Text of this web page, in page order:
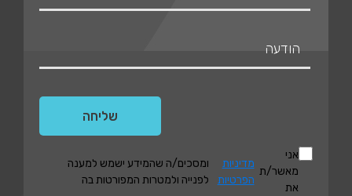
אני
מאשר/ת
את
מדיניות
הפרטיות
ומסכים/ה שהמידע ישמש למענה
לפנייה ולמטרות המפורטות בה